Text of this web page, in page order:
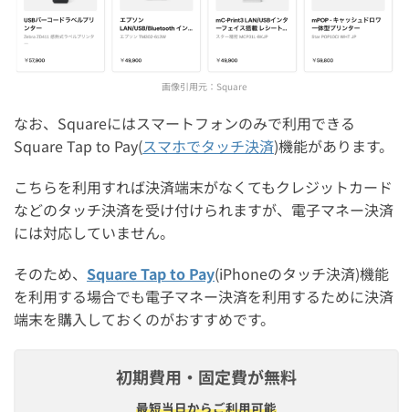
画像引用元： Square
なお、Squareにはスマートフォンのみで利用できる
Square Tap to Pay(スマホでタッチ決済)機能があります。
こちらを利用すれば決済端末がなくてもクレジットカード
などのタッチ決済を受け付けられますが、電子マネー決済
には対応していません。
そのため、 Square Tap to Pay(iPhoneのタッチ決済)機能
を利用する場合でも電子マネー決済を利用するために決済
端末を購入しておくのがおすすめです。
初期費用・固定費が無料
最短​当日から​ご利用可能